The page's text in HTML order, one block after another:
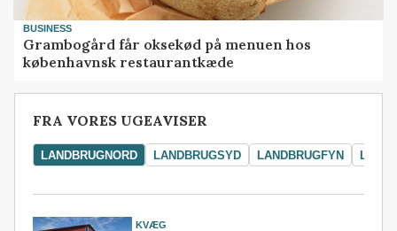
BUSINESS
Grambogård får oksekød på menuen hos
københavnsk restaurantkæde
FRA VORES UGEAVISER
LANDBRUGNORD LANDBRUGSYD LANDBRUGFYN
KVÆG